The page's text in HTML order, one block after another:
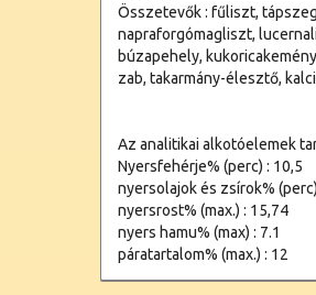
Összetevők : fűliszt,
napraforgómagliszt,
búzapehely,
zab, takarmány-élesztő,
Az analitikai alkotóelemek
Nyersfehérje% (perc) : 10,5
nyersolajok és zsírok% (perc)
nyersrost% (max.) : 15,74
nyers hamu% (max) : 7.1
páratartalom% (max.) : 12